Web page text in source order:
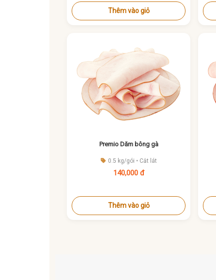
Thêm vào giỏ
Premio Dăm bông gà
0.5 kg/gói • Cắt lát
140,000 đ
Thêm vào giỏ